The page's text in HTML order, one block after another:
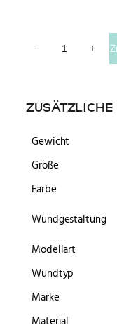
Pocketwunde
− +
ZUSÄTZLICHE
Gewicht
Größe
Farbe
Wundgestaltung
Modellart
Wundtyp
Marke
Material